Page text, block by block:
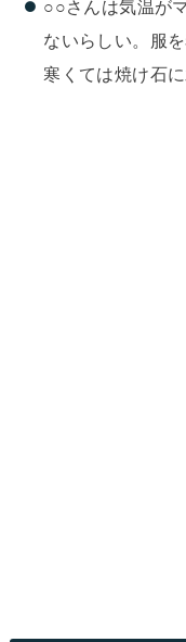
○○さんは気温が
ないらしい。服
寒くては焼け石